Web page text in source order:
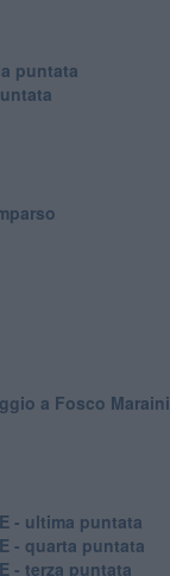
puntata
a Fosco Maraini
- ultima puntata
- quarta puntata
- terza puntata